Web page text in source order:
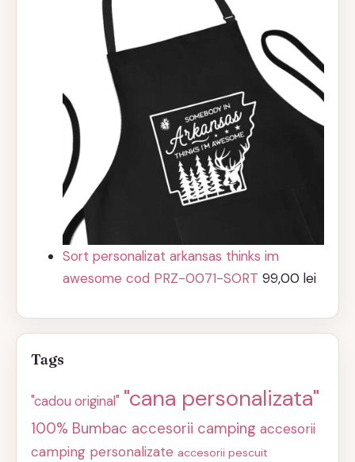
Sort personalizat arkansas thinks im
awesome cod PRZ-0071-SORT 99,00lei
Tags
"cadou original" "cana personalizata"
100% Bumbac accesorii camping accesorii
camping personalizate accesorii pescuit